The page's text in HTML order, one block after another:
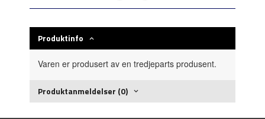
Produktinfo
Varen er produsert av en tredjeparts produsent.
Produktanmeldelser (0)